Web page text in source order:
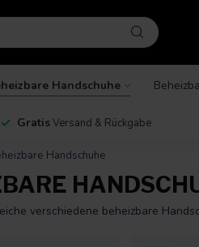
Handschuhe
GratisVersand & Rückgabe
Handschuhe
verschiedene beheizbare